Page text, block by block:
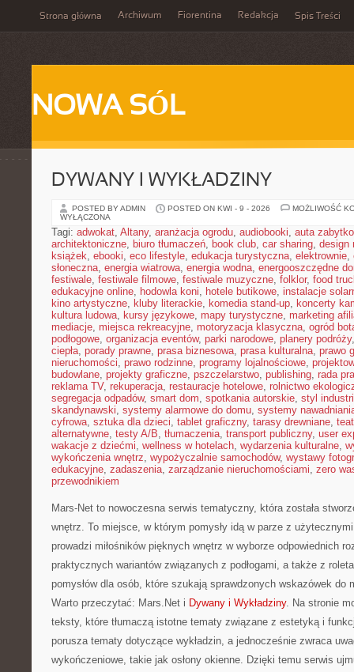
Strona główna Archiwum Fiorentina Redakcja Spis Treści
NOWA SÓL
DYWANY I WYKŁADZINY
POSTED BY ADMIN POSTED ON KWI - 9 - 2026
MOŻLIWOŚĆ
WYŁĄCZONA
Tagi: adwokat, Altany, aranżacja ogrodu, audiobooki, auta
architektoniczne, biuro tłumaczeń, book club, car sharing, design
książek, ebooki, eco lifestyle, edukacja turystyczna, elektrownie,
słoneczna, energia wiatrowa, energia wodna, energooszczędne
festiwale, festiwale filmowe, festiwale muzyczne, folklor, food
edukacyjne online, hodowla koni, hotele butikowe, instalacje
kino artystyczne, kluby literackie, komedia stand-up, koncerty
kultura ludowa, kursy językowe, mapy turystyczne, marketing
mediacje, miejsca rekreacyjne, motoryzacja klasyczna, ogród
podłogowe, organizacja eventów, parki narodowe, planery podróży
ciepła, porady prawne, prasa biznesowa, prasa kulturalna, prawo
nieruchomości, prawo rodzinne, programy lojalnościowe,
budowlane, projekty graficzne, pszczelarstwo, publishing, rada
reklama TV, rekuperacja, restauracje hotelowe, rolnictwo
segregacja odpadów, smart dom, spotkania autorskie, styl
skandynawski, systemy alarmowe do domu, systemy
cyfrowa, sztuka dla dzieci, tablet graficzny, tarasy drewniane,
alternatywne, testy A/B, tłumaczenia, transport publiczny, user
wakacje z dziećmi, wellness w hotelach, wydarzenia kulturalne,
wykończenia wnętrz, wypożyczalnie samochodów, wystawy
edukacyjne, zadaszenia, zarządzanie nieruchomościami, zero
przewodnikiem
Mars-Net to nowoczesna serwis tematyczny, która została
wnętrz. To miejsce, w którym pomysły idą w parze z
prowadzi miłośników pięknych wnętrz w wyborze odpowiednich
praktycznych wariantów związanych z podłogami, a także z
pomysłów dla osób, które szukają sprawdzonych wskazówek do
Warto przeczytać: Mars.Net i Dywany i Wykładziny. Na stronie
teksty, które tłumaczą istotne tematy związane z estetyką i
porusza tematy dotyczące wykładzin, a jednocześnie zwraca
wykończeniowe, takie jak osłony okienne. Dzięki temu serwis